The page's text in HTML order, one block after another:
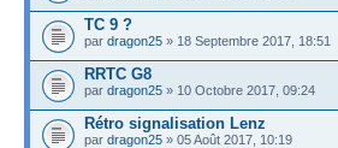
TC 9 ?
par dragon25 » 18 Septembre 2017, 18:51
RRTC G8
par dragon25 » 10 Octobre 2017, 09:24
Rétro signalisation Lenz
par dragon25 » 05 Août 2017, 10:19